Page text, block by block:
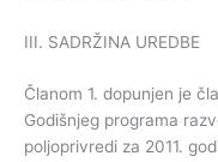
III. SADRŽINA UREDBE
Članom 1. dopunjen je
Godišnjeg programa
poljoprivredi za 2011.